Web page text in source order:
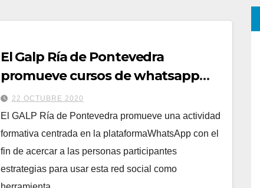
El Galp Ría de Pontevedra
promueve cursos de whatsapp
márketing para aumentar las
ventas
22 OCTUBRE 2020
El GALP Ría de Pontevedra promueve una actividad
formativa centrada en la plataformaWhatsApp con el
fin de acercar a las personas participantes
estrategias para usar esta red social como